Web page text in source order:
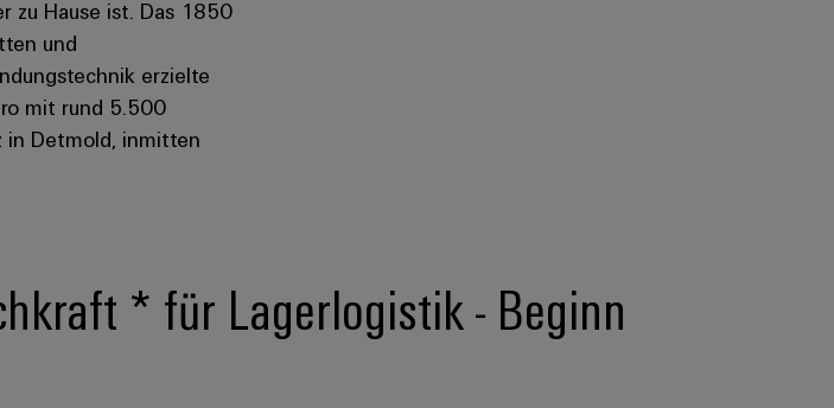
zu Hause ist. Das 1850
und
erzielte
mit rund 5.500
in Detmold, inmitten
* für Lagerlogistik - Beginn